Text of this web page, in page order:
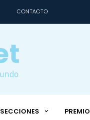
CONTACTO
SECCIONES